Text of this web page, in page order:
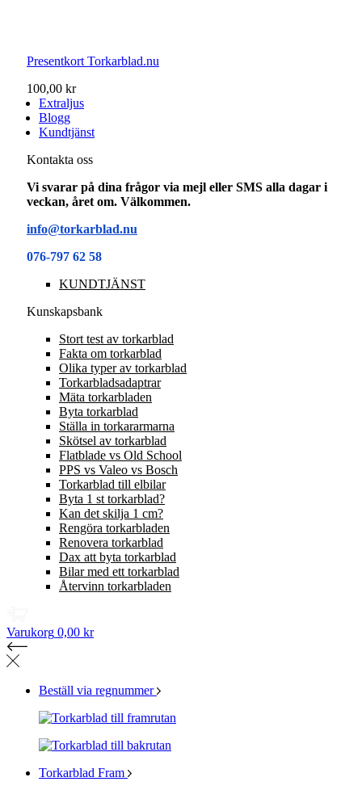
Presentkort Torkarblad.nu
100,00 kr
Extraljus
Blogg
Kundtjänst
Kontakta oss
Vi svarar på dina frågor via mejl eller SMS alla dagar i
veckan, året om. Välkommen.
info@torkarblad.nu
076-797 62 58
KUNDTJÄNST
Kunskapsbank
Stort test av torkarblad
Fakta om torkarblad
Olika typer av torkarblad
Torkarbladsadaptrar
Mäta torkarbladen
Byta torkarblad
Ställa in torkararmarna
Skötsel av torkarblad
Flatblade vs Old School
PPS vs Valeo vs Bosch
Torkarblad till elbilar
Byta 1 st torkarblad?
Kan det skilja 1 cm?
Rengöra torkarbladen
Renovera torkarblad
Dax att byta torkarblad
Bilar med ett torkarblad
Återvinn torkarbladen
Varukorg 0,00 kr
Beställ via regnummer
Torkarblad Fram